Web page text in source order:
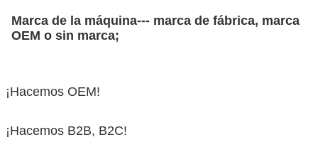
Marca de la máquina--- marca de fábrica, marca
OEM o sin marca;
¡Hacemos OEM!
¡Hacemos B2B, B2C!